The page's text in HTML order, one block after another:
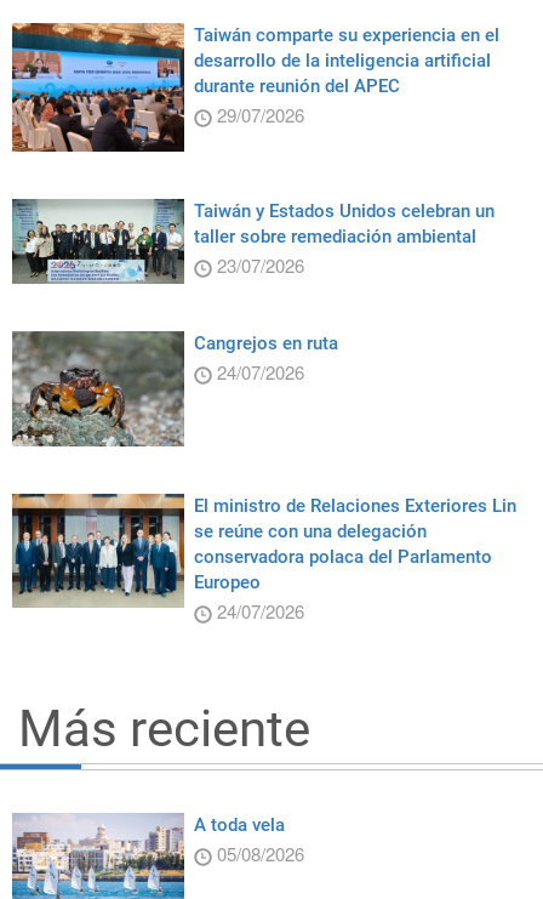
Taiwán comparte su experiencia en el
desarrollo de la inteligencia artificial
durante reunión del APEC
29/07/2026
Taiwán y Estados Unidos celebran un
taller sobre remediación ambiental
23/07/2026
Cangrejos en ruta
24/07/2026
El ministro de Relaciones Exteriores Lin
se reúne con una delegación
conservadora polaca del Parlamento
Europeo
24/07/2026
Más reciente
A toda vela
05/08/2026